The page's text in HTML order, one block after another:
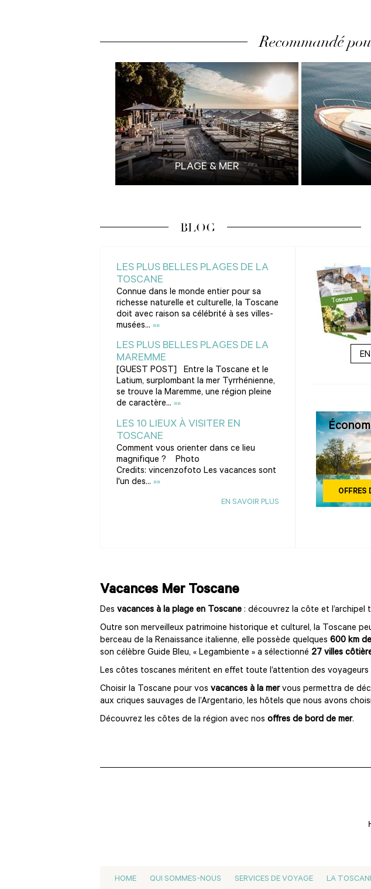
Recommandé
PLAGE & MER
BLOG
LES PLUS BELLES PLAGES DE LA
TOSCANE
Connue dans le monde entier pour sa
richesse naturelle et culturelle, la Toscane
doit avec raison sa célébrité à ses villes-
musées... »»
LES PLUS BELLES PLAGES DE LA
MAREMME
[GUEST POST] Entre la Toscane et le
Latium, surplombant la mer Tyrrhénienne,
se trouve la Maremme, une région pleine
de caractère... »»
LES 10 LIEUX À VISITER EN
TOSCANE
Comment vous orienter dans ce lieu
magnifique ? Photo
Credits: vincenzofoto Les vacances sont
l'un des... »»
EN SAVOIR PLUS
Vacances Mer Toscane
Des vacances à la plage en Toscane : découvrez la côte et l’archipel
Outre son merveilleux patrimoine historique et culturel, la Toscane
berceau de la Renaissance italienne, elle possède quelques 600 km
son célèbre Guide Bleu, « Legambiente » a sélectionné 27 villes
Les côtes toscanes méritent en effet toute l’attention des
Choisir la Toscane pour vos vacances à la mervous permettra de
aux criques sauvages de l’Argentario, les hôtels que nous avons
Découvrez les côtes de la région avec nos offres de bord de mer.
HOME QUI SOMMES-NOUS SERVICES DE VOYAGE LA